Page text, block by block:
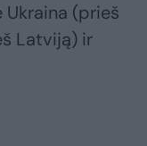
(prieš
Latviją) ir